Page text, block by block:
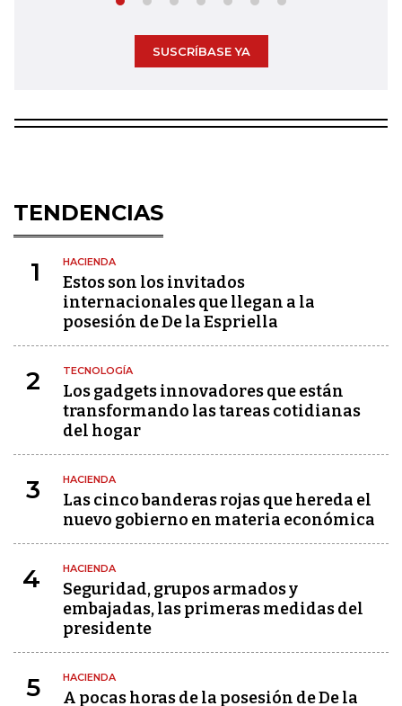
SUSCRÍBASE YA
TENDENCIAS
1 HACIENDA
Estos son los invitados
internacionales que llegan a la
posesión de De la Espriella
2 TECNOLOGÍA
Los gadgets innovadores que están
transformando las tareas cotidianas
del hogar
3 HACIENDA
Las cinco banderas rojas que hereda el
nuevo gobierno en materia económica
4 HACIENDA
Seguridad, grupos armados y
embajadas, las primeras medidas del
presidente
5 HACIENDA
A pocas horas de la posesión de De la